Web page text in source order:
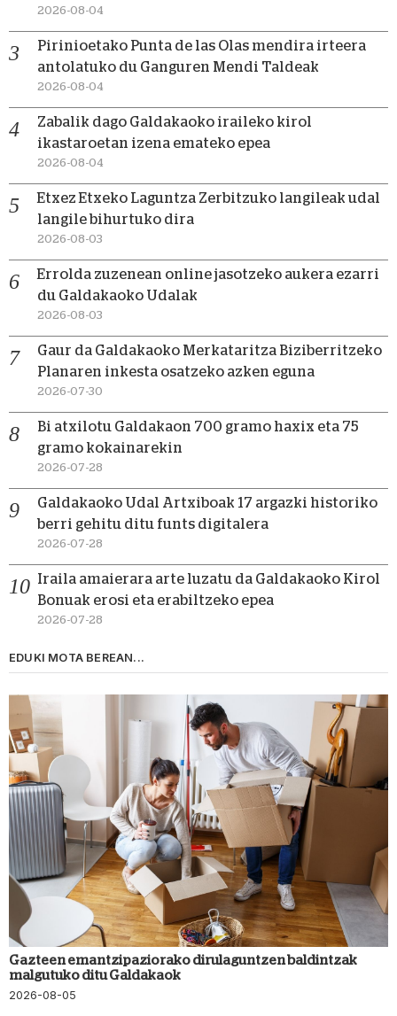
2026-08-04
Pirinioetako Punta de las Olas mendira irteera
antolatuko du Ganguren Mendi Taldeak
2026-08-04
Zabalik dago Galdakaoko iraileko kirol
ikastaroetan izena emateko epea
2026-08-04
Etxez Etxeko Laguntza Zerbitzuko langileak udal
langile bihurtuko dira
2026-08-03
Errolda zuzenean online jasotzeko aukera ezarri
du Galdakaoko Udalak
2026-08-03
Gaur da Galdakaoko Merkataritza Biziberritzeko
Planaren inkesta osatzeko azken eguna
2026-07-30
Bi atxilotu Galdakaon 700 gramo haxix eta 75
gramo kokainarekin
2026-07-28
Galdakaoko Udal Artxiboak 17 argazki historiko
berri gehitu ditu funts digitalera
2026-07-28
Iraila amaierara arte luzatu da Galdakaoko Kirol
Bonuak erosi eta erabiltzeko epea
2026-07-28
EDUKI MOTA BEREAN...
Gazteen emantzipaziorako dirulaguntzen baldintzak
malgutuko ditu Galdakaok
2026-08-05